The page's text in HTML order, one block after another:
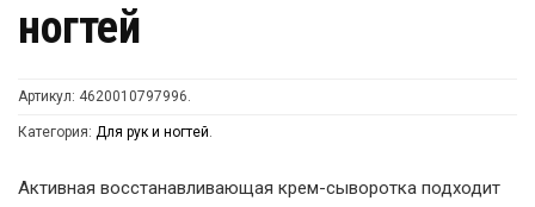
ногтей
Артикул: 4620010797996.
Категория: Для рук и ногтей.
Активная восстанавливающая крем-сыворотка подходит